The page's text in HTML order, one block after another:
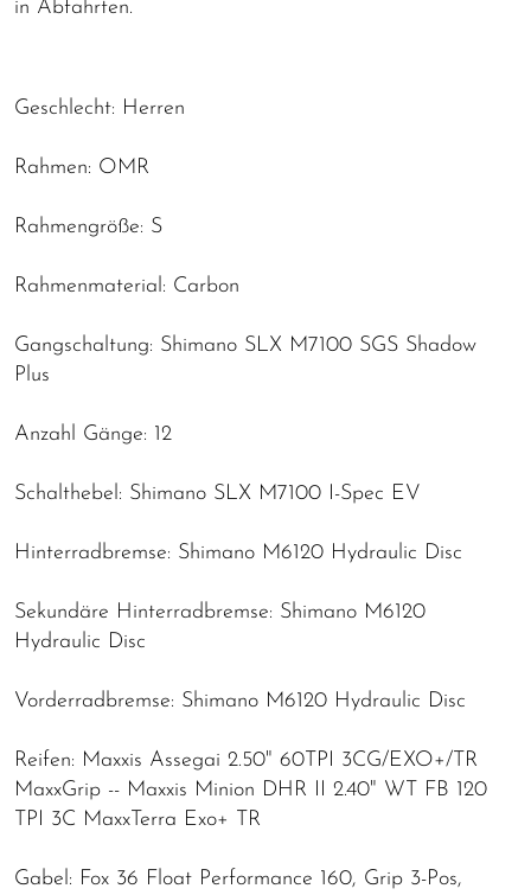
in Abfahrten.
Geschlecht: Herren
Rahmen: OMR
Rahmengröße: S
Rahmenmaterial: Carbon
Gangschaltung: Shimano SLX M7100 SGS Shadow
Plus
Anzahl Gänge: 12
Schalthebel: Shimano SLX M7100 I-Spec EV
Hinterradbremse: Shimano M6120 Hydraulic Disc
Sekundäre Hinterradbremse: Shimano M6120
Hydraulic Disc
Vorderradbremse: Shimano M6120 Hydraulic Disc
Reifen: Maxxis Assegai 2.50" 60TPI 3CG/EXO+/TR
MaxxGrip -- Maxxis Minion DHR II 2.40" WT FB 120
TPI 3C MaxxTerra Exo+ TR
Gabel: Fox 36 Float Performance 160, Grip 3-Pos,